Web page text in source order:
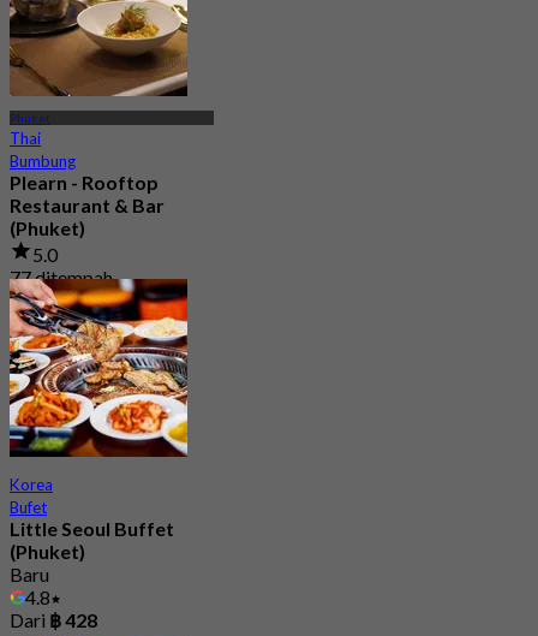
Phuket
Thai
Bumbung
Plearn - Rooftop
Restaurant & Bar
(Phuket)
5.0
77 ditempah
Dari฿ 625
Korea
Bufet
Little Seoul Buffet
(Phuket)
Baru
4.8
Dari ฿ 428